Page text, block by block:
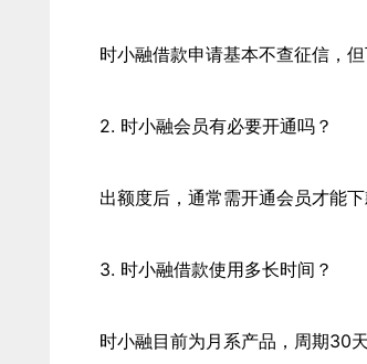
时小融借款申请基本不查征信，
2. 时小融会员有必要开通吗？
出额度后，通常需开通会员才能
3. 时小融借款使用多长时间？
时小融目前为月系产品，周期30